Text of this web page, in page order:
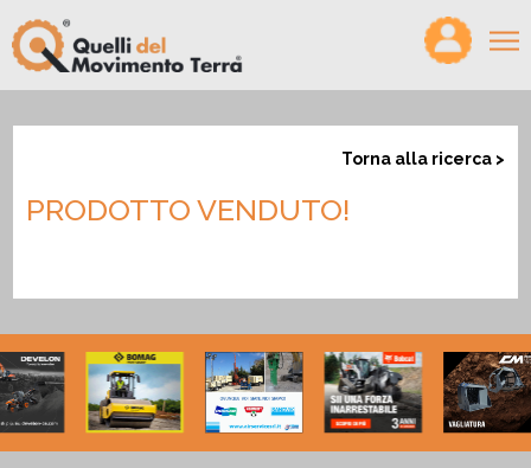
×
CONFRONTA
CERCO/OFFRO LAVORO
CHI SIAMO
Torna alla ricerca >
PRODOTTO VENDUTO!